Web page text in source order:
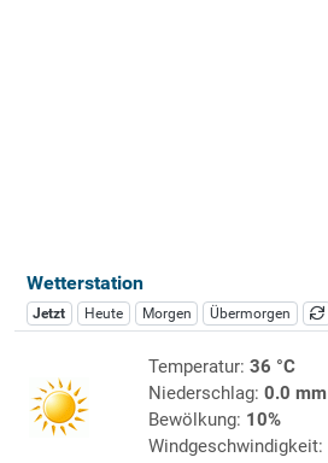
Wetterstation
Jetzt Heute Morgen Übermorgen
Temperatur: 36 °C
Niederschlag: 0.0 mm
Bewölkung: 10%
Windgeschwindigkeit: